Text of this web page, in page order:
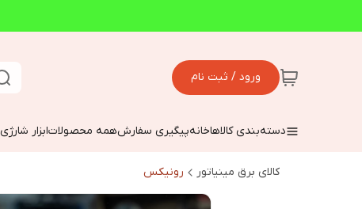
ورود / ثبت نام
دسته‌بندی کالاهاخانهپیگیری سفارشهمه محصولاتابزار شارژی
کالای برق مینیاتور رونیکس